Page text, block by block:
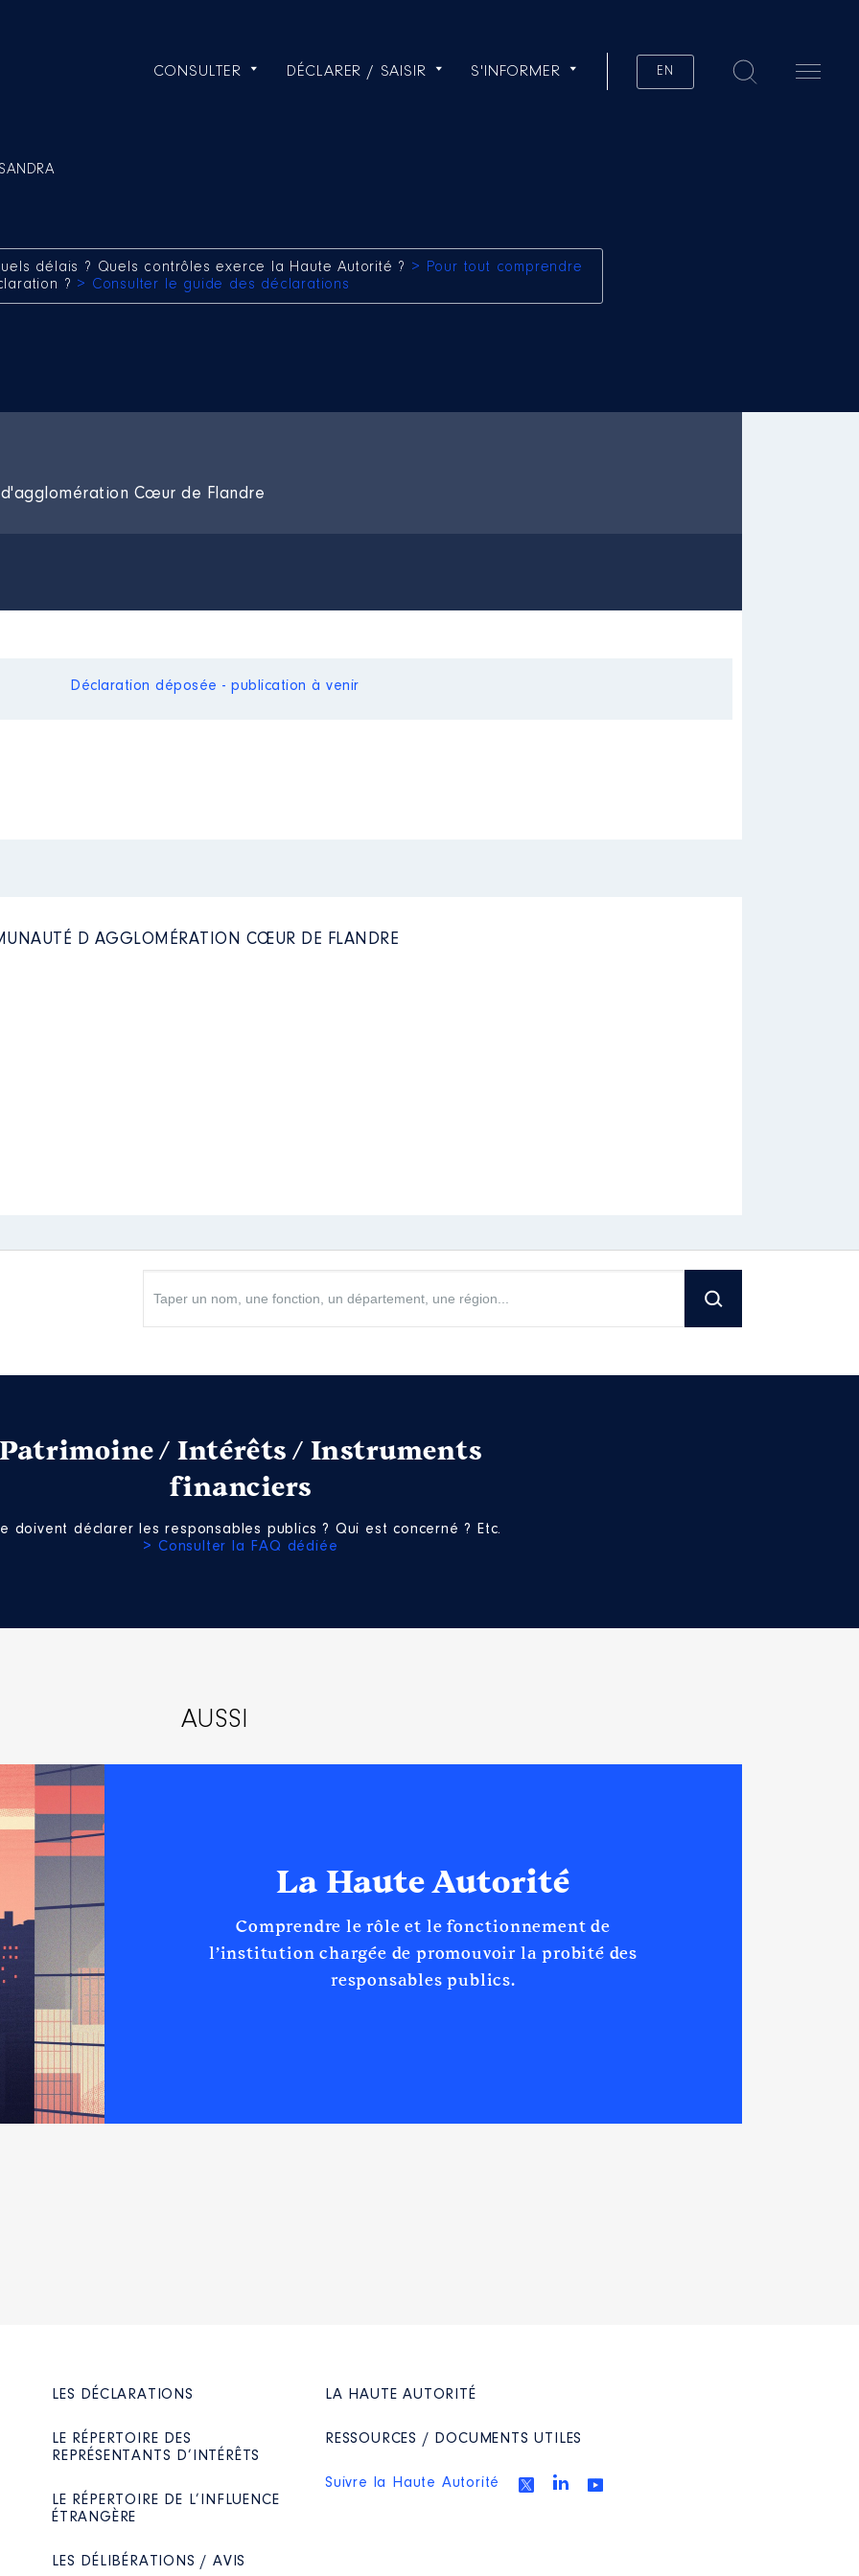
CONSULTER DÉCLARER / SAISIR S'INFORMER EN
délais ? Quels contrôles exerce la Haute Autorité ? > Pour tout comprendre
? > Consulter le guide des déclarations
Cœur de Flandre
Déclaration déposée - publication à venir
D AGGLOMÉRATION CŒUR DE FLANDRE
Patrimoine / Intérêts / Instruments
financiers
doivent déclarer les responsables publics ? Qui est concerné ? Etc.
> Consulter la FAQ dédiée
AUSSI
La Haute Autorité
Comprendre le rôle et le fonctionnement de
l’institution chargée de promouvoir la probité des
responsables publics.
LES DÉCLARATIONS
LE RÉPERTOIRE DES
REPRÉSENTANTS D’INTÉRÊTS
LE RÉPERTOIRE DE L’INFLUENCE
ÉTRANGÈRE
LES DÉLIBÉRATIONS / AVIS
LA HAUTE AUTORITÉ
RESSOURCES / DOCUMENTS UTILES
Suivre la Haute Autorité